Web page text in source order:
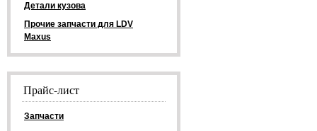
Детали кузова
Прочие запчасти для LDV
Maxus
Прайс-лист
Запчасти